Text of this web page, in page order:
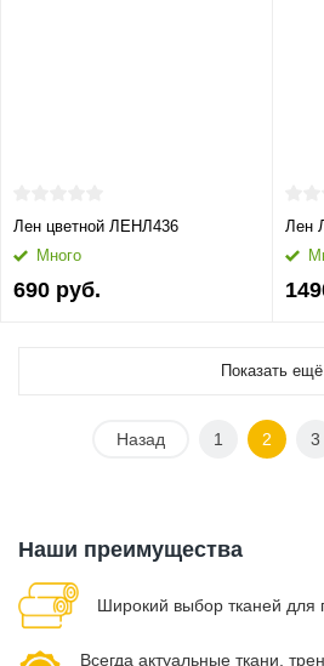
Лен цветной ЛЕНЛ436
Много
690 руб.
Лен
Показать ещё
Назад 1 2 3
Наши преимущества
Широкий выбор тканей для
Всегда актуальные ткани,